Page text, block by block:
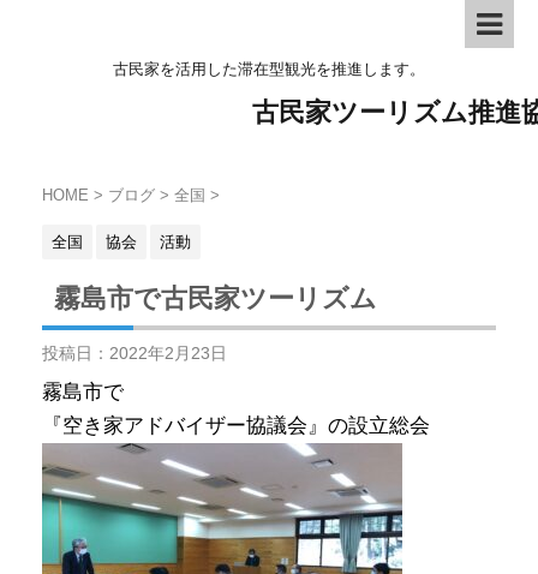
古民家を活用した滞在型観光を推進します。
古民家ツーリズム推進
HOME > ブログ > 全国 >
全国 協会 活動
霧島市で古民家ツーリズム
投稿日： 2022年2月23日
霧島市で
『空き家アドバイザー協議会』の設立総会